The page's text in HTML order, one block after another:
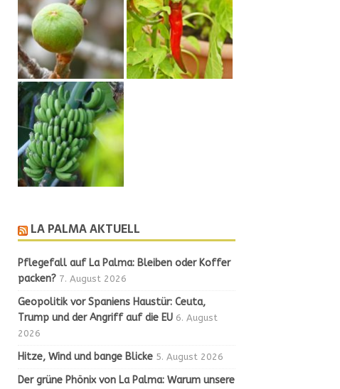
LA PALMA AKTUELL
Pflegefall auf La Palma: Bleiben oder Koffer
packen? 7. August 2026
Geopolitik vor Spaniens Haustür: Ceuta,
Trump und der Angriff auf die EU 6. August
2026
Hitze, Wind und bange Blicke 5. August 2026
Der grüne Phönix von La Palma: Warum unsere